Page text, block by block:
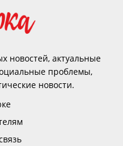
новостей, актуальные
проблемы,
новости.